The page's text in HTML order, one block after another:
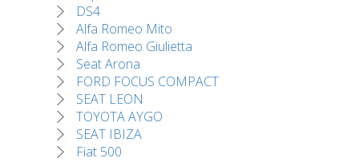
DS4
Alfa Romeo Mito
Alfa Romeo Giulietta
Seat Arona
FORD FOCUS COMPACT
SEAT LEON
TOYOTA AYGO
SEAT IBIZA
Fiat 500